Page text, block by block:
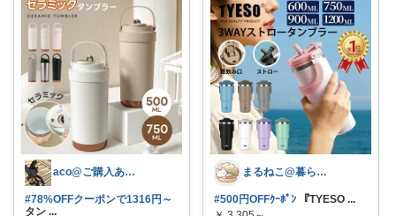
aco@ご購入ありがとうございます✨️
#78%OFFクーポンで1316円～
タン ...
まるねこ@暮らしと子育て🐈️🌸
#500円OFFｸｰﾎﾟﾝ 『TYESO ...